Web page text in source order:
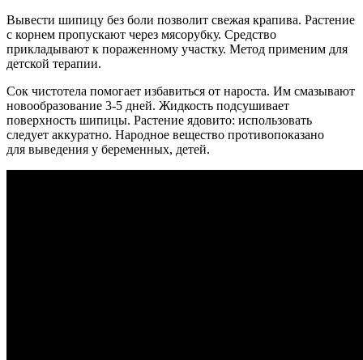
Вывести шипицу без боли позволит свежая крапива. Растение
с корнем пропускают через мясорубку. Средство
прикладывают к пораженному участку. Метод применим для
детской терапии.
Сок чистотела помогает избавиться от нароста. Им смазывают
новообразование 3-5 дней. Жидкость подсушивает
поверхность шипицы. Растение ядовито: использовать
следует аккуратно. Народное вещество противопоказано
для выведения у беременных, детей.